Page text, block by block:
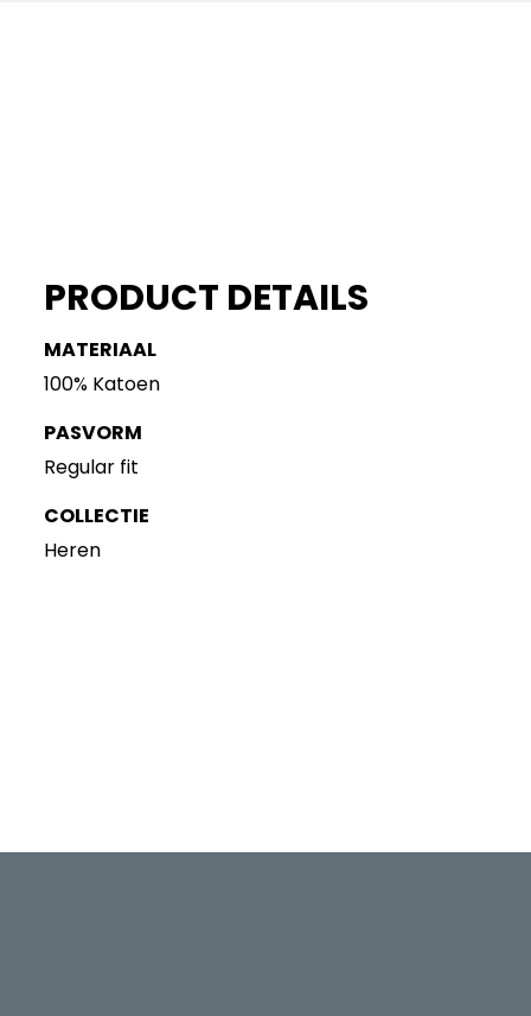
PRODUCT DETAILS
MATERIAAL
100% Katoen
PASVORM
Regular fit
COLLECTIE
Heren